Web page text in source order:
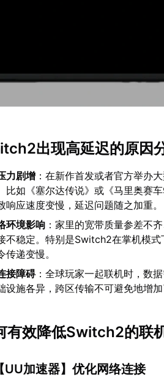
出现高延迟的原因
力剧增 ：在新作首发或者官方举办
比如《塞尔达传说》或《马里奥赛
响应速度变慢，延迟问题随之加重。
环境影响 ：家里的宽带质量参差不
不稳定。特别是Switch2在掌机模
传递变慢。
接障碍：全球玩家一起联机时，数
设施各异，跨区传输不可避免地增加
有效降低Switch2的联
UU加速器】优化网络连接